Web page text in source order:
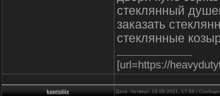
стеклянный
заказать
стеклянные
[url=https://
kaprioljjx Дата: Четверг, 16.09.2021, 17:58 |